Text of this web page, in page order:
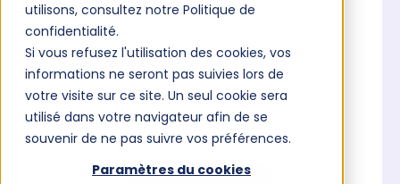
utilisons, consultez notre Politique de
confidentialité.
Si vous refusez l'utilisation des cookies, vos
informations ne seront pas suivies lors de
votre visite sur ce site. Un seul cookie sera
utilisé dans votre navigateur afin de se
souvenir de ne pas suivre vos préférences.
Paramètres du cookies
Intermédiaire